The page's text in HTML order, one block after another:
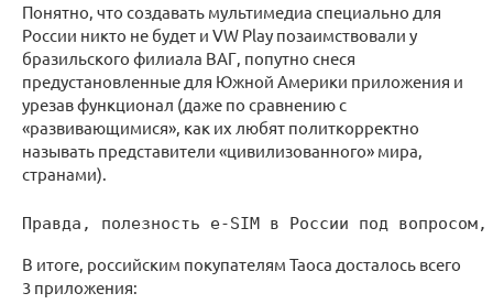
Понятно, что создавать мультимедиа специально для
России никто не будет и VW Play позаимствовали у
бразильского филиала ВАГ, попутно снеся
предустановленные для Южной Америки приложения и
урезав функционал (даже по сравнению с
«развивающимися», как их любят политкорректно
называть представители «цивилизованного» мира,
странами).
Правда, полезность e-SIM в России под
В итоге, российским покупателям Таоса досталось всего
3 приложения: